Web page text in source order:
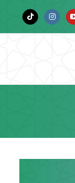
YouTube
Instagram
Tiktok